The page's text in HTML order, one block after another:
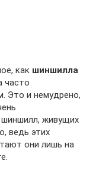
как шиншилла
часто
Это и немудрено,
живущих
ведь этих
они лишь на